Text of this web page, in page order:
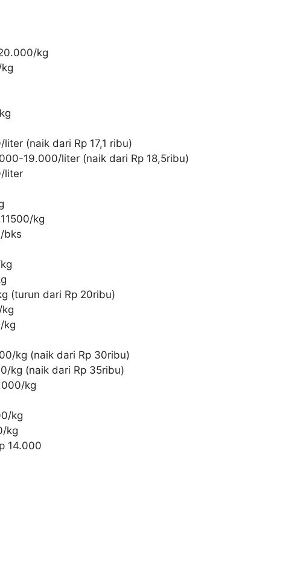
kg
(naik dari Rp 17,1 ribu)
19.000/liter (naik dari Rp 18,5ribu)
liter
kg
bks
(turun dari Rp 20ribu)
kg
kg (naik dari Rp 30ribu)
kg (naik dari Rp 35ribu)
kg
kg
kg
14.000